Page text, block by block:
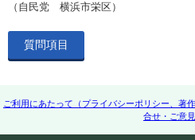
（自民党 横浜市栄区）
質問項目
ご利用にあたって（プライバシーポリシー、著
合せ・ご意見